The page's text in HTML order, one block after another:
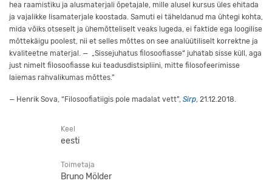
hea raamistiku ja alusmaterjali õpetajale, mille alusel kursus üles ehitada
ja vajalikke lisamaterjale koostada. Samuti ei täheldanud ma ühtegi kohta,
mida võiks otseselt ja ühemõtteliselt veaks lugeda, ei faktide ega loogilise
mõttekäigu poolest, nii et selles mõttes on see analüütiliselt korrektne ja
kvaliteetne materjal. — „Sissejuhatus filosoofiasse“ juhatab sisse küll, aga
just nimelt filosoofiasse kui teadusdistsipliini, mitte filosofeerimisse
laiemas rahvalikumas mõttes.”
— Henrik Sova, “Filosoofiatiigis pole madalat vett”, Sirp, 21.12.2018.
Keel
eesti
Toimetaja
Bruno Mölder